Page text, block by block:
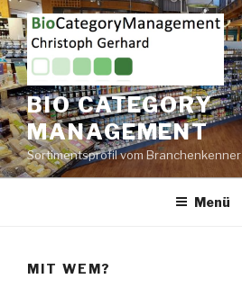
Zum
Inhalt
springen
BIO CATEGORY
MANAGEMENT
Sortimentsprofil vom Branchenkenner
Menü
MIT WEM?